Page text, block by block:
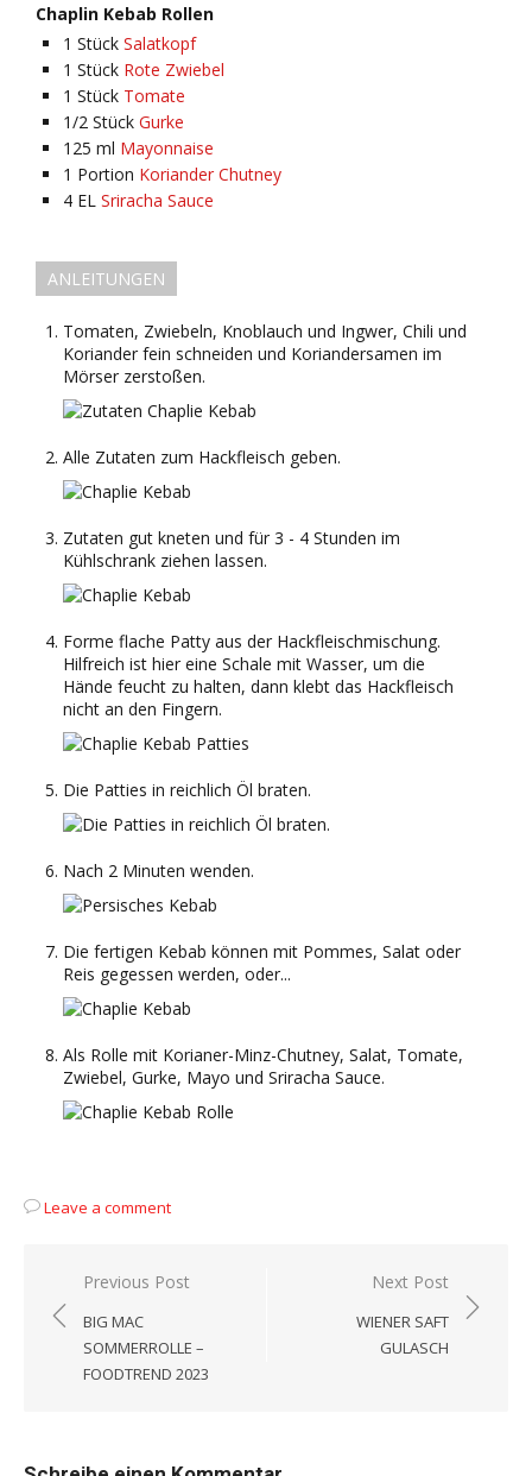
Chaplin Kebab Rollen
1 Stück Salatkopf
1 Stück Rote Zwiebel
1 Stück Tomate
1/2 Stück Gurke
125 ml Mayonnaise
1 Portion Koriander Chutney
4 EL Sriracha Sauce
ANLEITUNGEN
Tomaten, Zwiebeln, Knoblauch und Ingwer, Chili und
Koriander fein schneiden und Koriandersamen im
Mörser zerstoßen.
Alle Zutaten zum Hackfleisch geben.
Zutaten gut kneten und für 3 - 4 Stunden im
Kühlschrank ziehen lassen.
Forme flache Patty aus der Hackfleischmischung.
Hilfreich ist hier eine Schale mit Wasser, um die
Hände feucht zu halten, dann klebt das Hackfleisch
nicht an den Fingern.
Die Patties in reichlich Öl braten.
Nach 2 Minuten wenden.
Die fertigen Kebab können mit Pommes, Salat oder
Reis gegessen werden, oder...
Als Rolle mit Korianer-Minz-Chutney, Salat, Tomate,
Zwiebel, Gurke, Mayo und Sriracha Sauce.
Leave a comment
Beitragsnavigation
Previous Post
BIG MAC
SOMMERROLLE –
FOODTREND 2023
Next Post
WIENER SAFT
GULASCH